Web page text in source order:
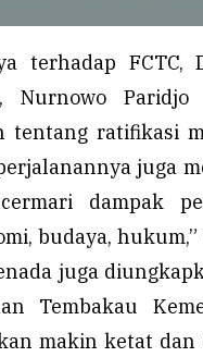
terhadap FCTC,
Nurnowo Paridjo
tentang ratifikasi
juga
dampak
budaya,
juga
Tembakau
makin ketat dan